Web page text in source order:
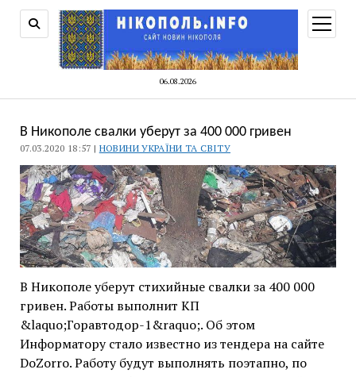
06.08.2026
меню
В Никополе свалки уберут за 400 000 гривен
07.03.2020 18:57 | НОВИНИ УКРАЇНИ ТА СВІТУ
В Никополе уберут стихийные свалки за 400 000
гривен. Работы выполнит КП
&laquo;Горавтодор-1&raquo;. Об этом
Информатору стало известно из тендера на сайте
DoZorro. Работу будут выполнять поэтапно, по